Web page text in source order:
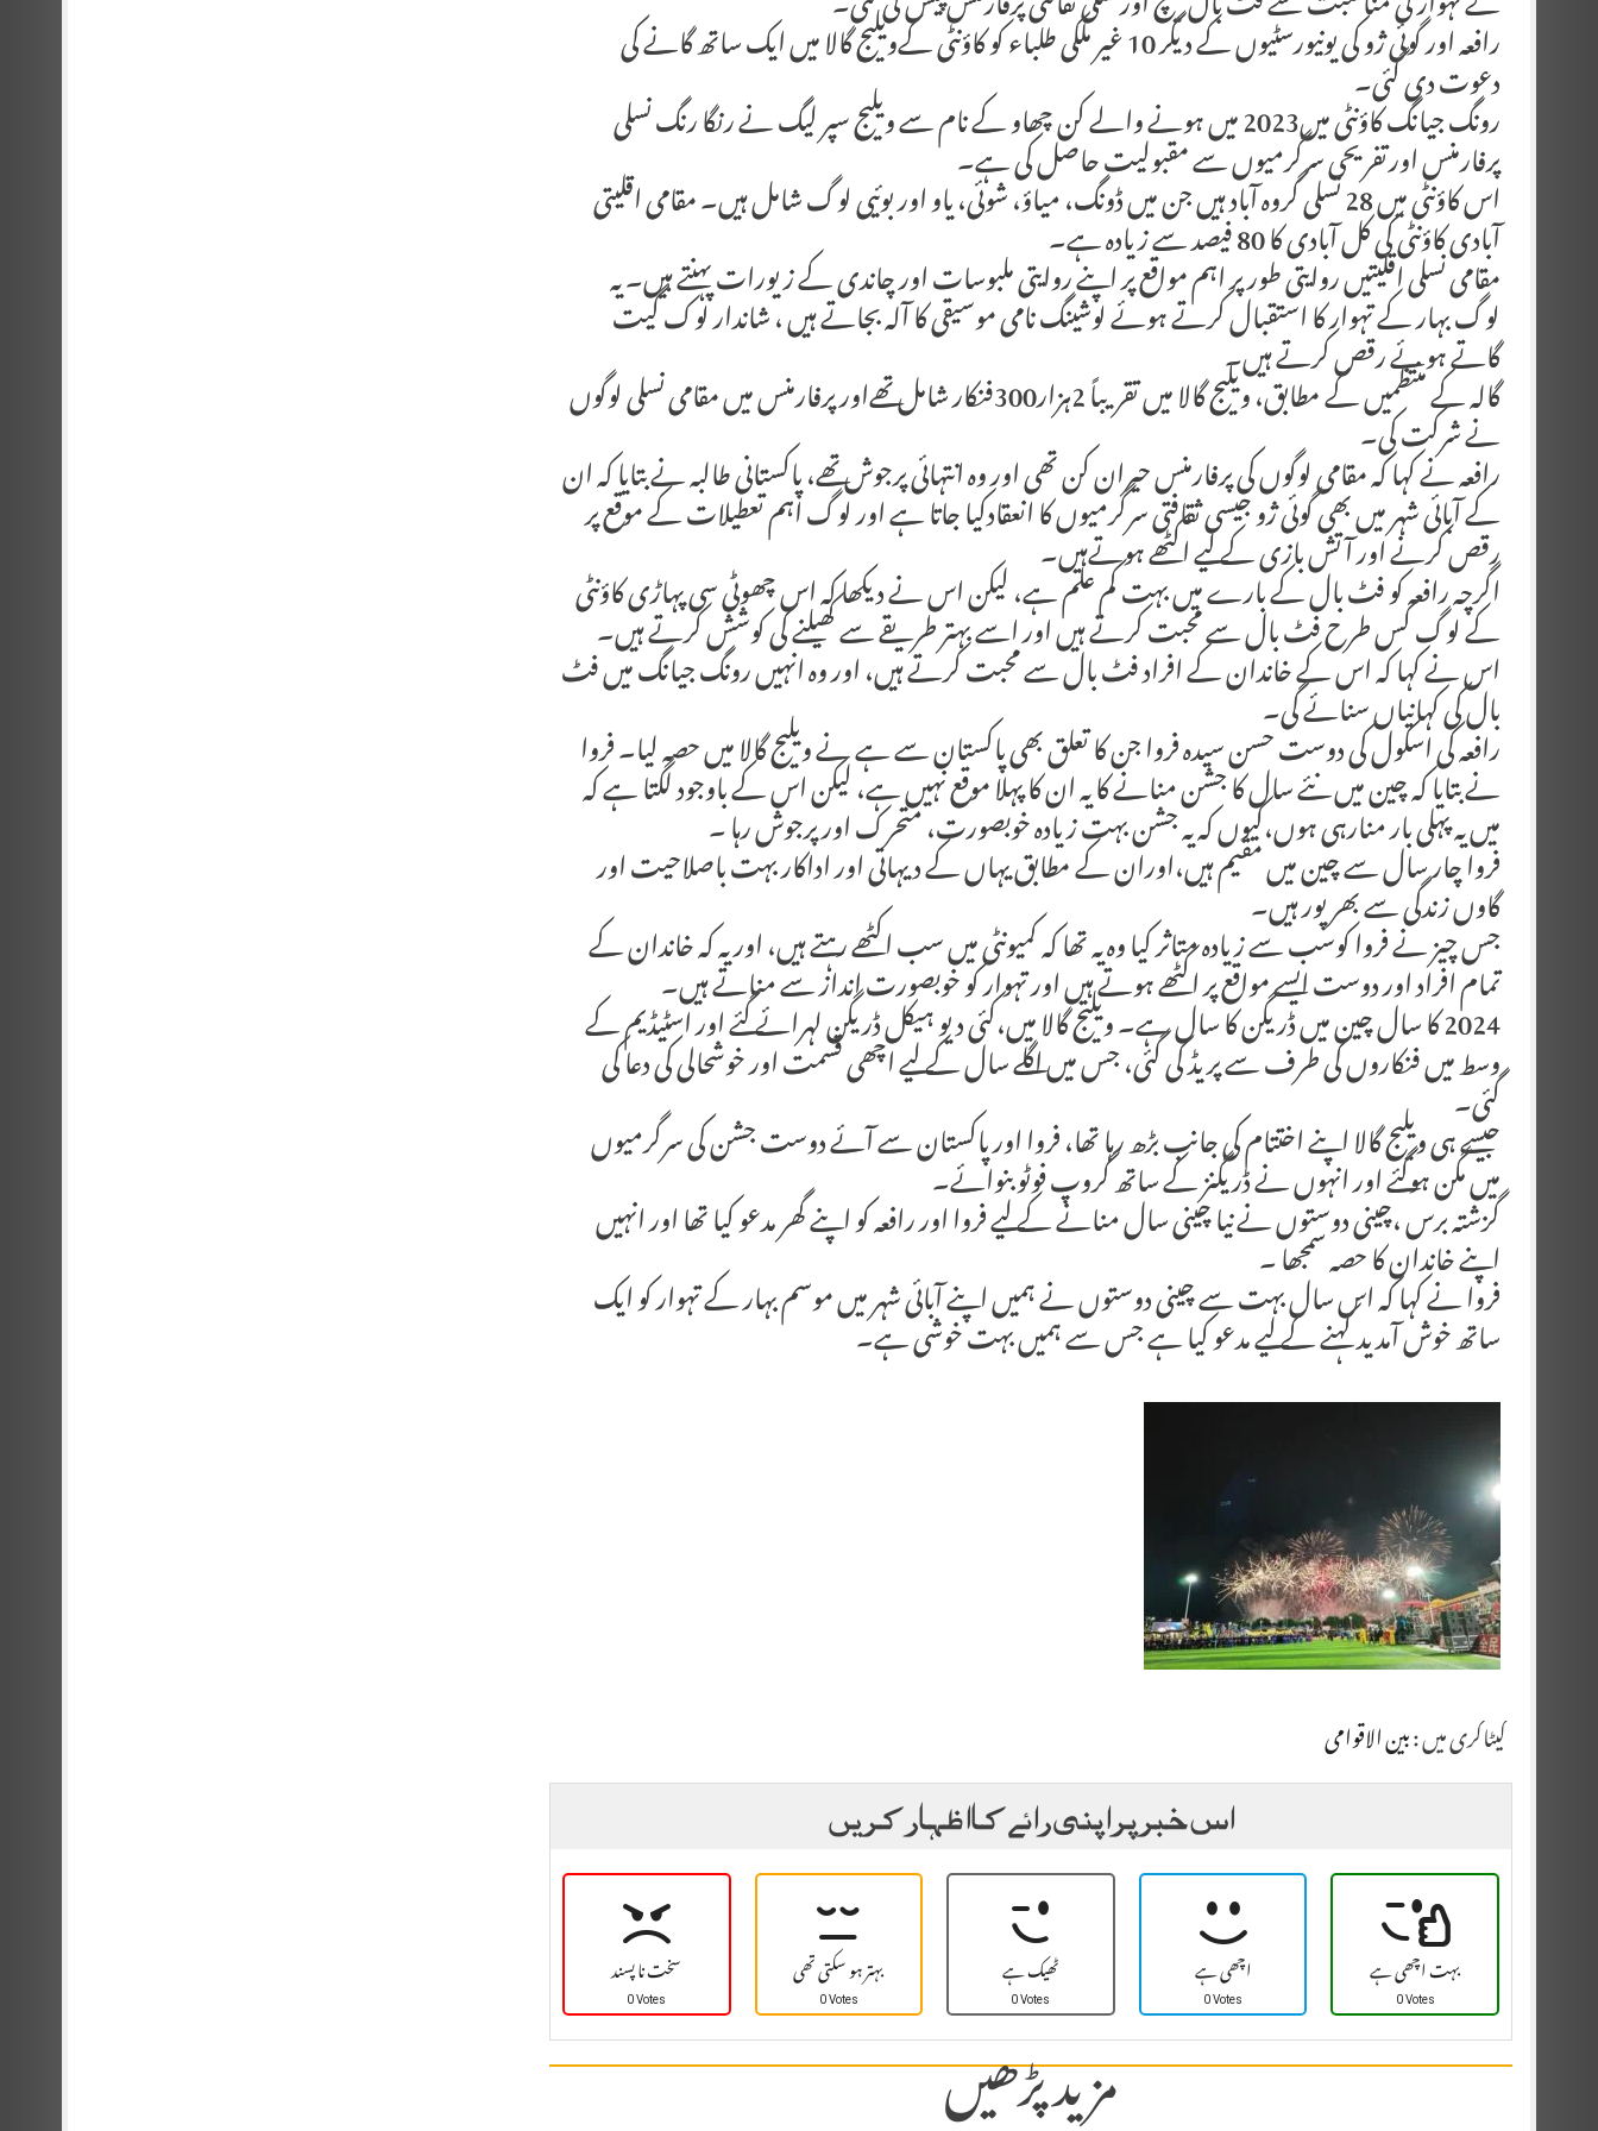
رافعہ اور گوئی ژو کی یونیورسٹیوں کے دیگر 10 غیر ملکی طلباء کو کاؤنٹی کےویلیج گالا میں ایک ساتھ گانے کی دعوت دی گئی۔ رونگ جیانگ کاؤنٹی میں2023 میں ہونے والے کن چھاو کے نام سے ویلیج سپر لیگ نے رنگا رنگ نسلی
پرفارمنس اورتفریحی سرگرمیوں سے مقبولیت حاصل کی ہے۔
اس کاؤنٹی میں 28 نسلی گروہ آباد ہیں جن میں ڈونگ، میاؤ، شوئی، یاو اور بوئیی لوگ شامل ہیں۔ مقامی اقلیتیآبادی کاؤنٹی کی کل آبادی کا 80 فیصد سے زیادہ ہے۔
مقامی نسلی اقلیتیں روایتی طور پر اہم مواقع پر اپنے روایتی ملبوسات اور چاندی کے زیورات پہنتے ہیں۔ یہ
لوگ بہار کے تہوار کا استقبال کرتے ہوئے لوشینگ نامی موسیقی کا آلہ بجاتے ہیں ، شاندار لوک گیت
گاتے ہوئے رقص کرتے ہیں۔ گالہ کے منتظمیں کے مطابق، ویلیج گالا میں تقریباً 2ہزار300فنکار شامل تھےاور پرفارمنس میں مقامی نسلی لوگوں نے شرکت کی۔
رافعہ نے کہا کہ مقامی لوگوں کی پرفارمنس حیران کن تھی اور وہ انتہائی پرجوش تھے، پاکستانی طالبہ نے بتایا کہ ان
کے آبائی شہر میں بھی گوئی ژو جیسی ثقافتی سرگرمیوں کا انعقادکیا جاتا ہے اور لوگ اہم تعطیلات کے موقع پر
رقص کرنے اور آتش بازی کے لیے اکٹھے ہوتےہیں۔
اگرچہ رافعہ کو فٹ بال کے بارے میں بہت کم علم ہے، لیکن اس نے دیکھا کہ اس چھوٹی سی پہاڑی کاؤنٹی
کے لوگ کس طرح فٹ بال سے محبت کرتے ہیں اور اسے بہتر طریقے سے کھیلنے کی کوشش کرتے ہیں۔
اس نے کہا کہ اس کے خاندان کے افراد فٹ بال سے محبت کرتے ہیں، اور وہ انہیں رونگ جیانگ میں فٹ
بال کی کہانیاں سنائے گی۔
رافعہ کی اسکول کی دوست حسن سیدہ فروا جن کا تعلق بھی پاکستان سے ہے نے ویلیج گالا میں حصہ لیا۔ فروا
نے بتایا کہ چین میں نئے سال کا جشن منانے کا یہ ان کا پہلا موقع نہیں ہے، لیکن اس کے باوجود لگتا ہے کہ
میں یہ پہلی بار منارہی ہوں،کیوں کہ یہ جشن بہت زیادہ خوبصورت، متحرک اور پرجوش رہا ۔
فروا چار سال سے چین میں مقیم ہیں،اوران کے مطابق یہاں کے دیہاتی اور اداکار بہت باصلاحیت اور
گاوں زندگی سے بھرپور ہیں۔
جس چیز نے فروا کوسب سے زیادہ متاثر کیا وہ یہ تھا کہ کمیونٹی میں سب اکٹھے رہتے ہیں، اور یہ کہ خاندان کے
تمام افراد اور دوست ایسے مواقع پر اکٹھے ہوتے ہیں اور تہوار کو خوبصورت انداز سے مناتے ہیں۔
2024 کا سال چین میں ڈریگن کا سال ہے۔ ویلیج گالا میں،کئی دیو ہیکل ڈریگن لہرائے گئے اور اسٹیڈیم کے
وسط میں فنکاروں کی طرف سے پریڈ کی گئی، جس میں اگلے سال کے لیے اچھی قسمت اور خوشحالی کی دعا کی
گئی۔
جیسے ہی ویلیج گالا اپنے اختتام کی جانب بڑھ رہا تھا، فروا اور پاکستان سے آئے دوست جشن کی سرگرمیوں
میں مگن ہوگئے اور انہوں نے ڈریگنز کے ساتھ گروپ فوٹو بنوائے۔
گزشتہ برس ،چینی دوستوں نے نیا چینی سال منانے کے لیے فروا اور رافعہ کو اپنے گھر مدعو کیا تھا اور انہیں
اپنے خاندان کا حصہ سمجھا ۔
فروا نے کہا کہ اس سال بہت سے چینی دوستوں نے ہمیں اپنے آبائی شہر میں موسم بہار کے تہوار کو ایک
ساتھ خوش آمدید کہنے کے لیے مدعو کیا ہے جس سے ہمیں بہت خوشی ہے۔
کیٹاگری میں :بین الاقوامی
اس خبر پر اپنی رائے کا اظہار کریں
سخت نا پسند
0 Votes بہتر ہو سکتی تھی
0 Votes ٹھیک ہے
0 Votes اچھی ہے
0 Votes بہت اچھی ہے
0 Votes
مزید پڑھیں